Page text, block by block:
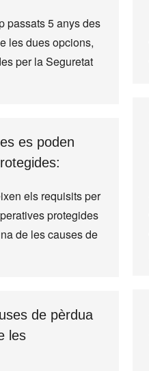
passats 5 anys des
les dues opcions,
per la Seguretat
es poden
els requisits per
protegides
de les causes de
de pèrdua
les